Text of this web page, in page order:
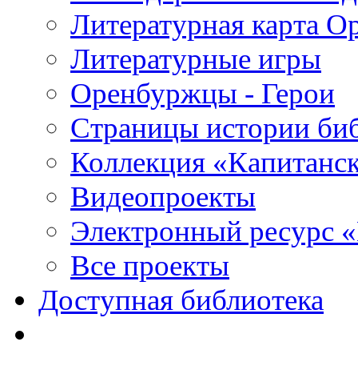
Литературная карта
Литературные игры
Оренбуржцы - Герои
Страницы истории
Коллекция
Видеопроекты
Электронный ресурс
Все проекты
Доступная библиотека